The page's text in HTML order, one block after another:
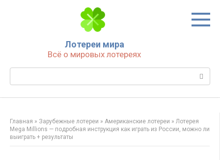
Лотереи мира
Всё о мировых лотереях
Поиск:
Главная » Зарубежные лотереи » Американские лотереи » Лотерея
Mega Millions — подробная инструкция как играть из России, можно ли
выиграть + результаты